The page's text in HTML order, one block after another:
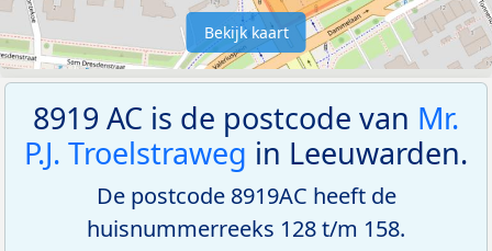
Bekijk kaart
8919 AC is de postcode van Mr.
P.J. Troelstraweg in Leeuwarden.
De postcode 8919AC heeft de
huisnummerreeks 128 t/m 158.